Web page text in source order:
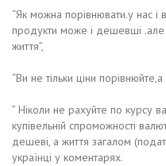
“Як можна порівнювати.у нас і
продукти може і дешевші
життя”,
“Ви не тільки ціни порівнюйте,а
” Ніколи не рахуйте по курсу
купівельній спроможності
дешеві, а життя загалом
українці у коментарях.